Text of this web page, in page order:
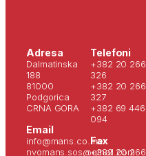
Adresa
Dalmatinska
188
81000
Podgorica
CRNA GORA
Email
info@mans.co.me
nvomans.sos@gmail.com
Telefoni
+382 20 266
326
+382 20 266
327
+382 69 446
094
Fax
+382 20 266